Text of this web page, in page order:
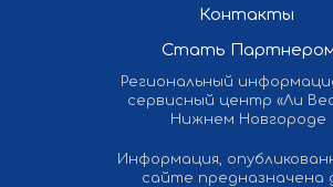
Контакты
Стать
Региональный
сервисный центр «Ли
Нижнем Новгороде
Информация,
сайте предназначена